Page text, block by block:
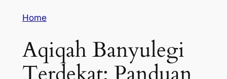
Home
Aqiqah Banyulegi